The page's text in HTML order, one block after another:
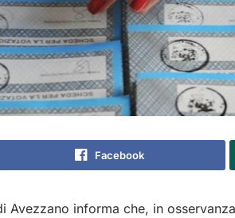
Facebook
Avezzano informa che, in